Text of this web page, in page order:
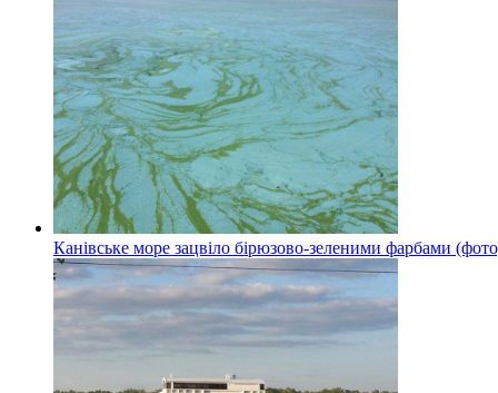
Канівське море зацвіло бірюзово-зеленими фарбами